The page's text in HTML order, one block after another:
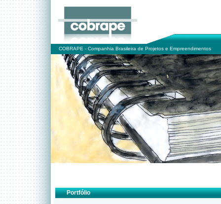
COBRAPE - Companhia Brasileira de Projetos e Empreendimentos
Portfólio